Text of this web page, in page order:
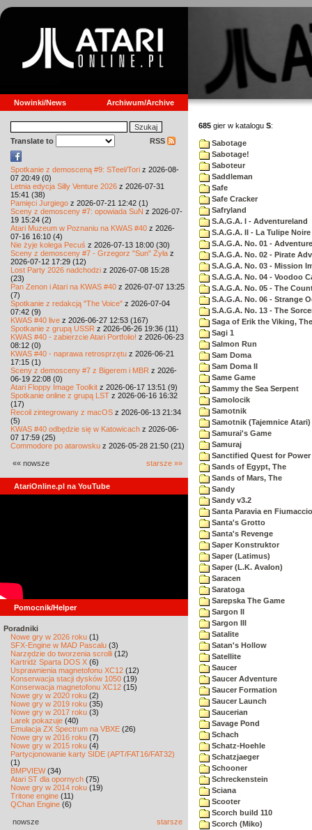
Nowinki/News Archiwum/Archive
Translate to RSS
Spotkanie z demosceną #9: STeel/Tori z 2026-08-
07 20:49 (0)
Letnia edycja Silly Venture 2026 z 2026-07-31
15:41 (38)
Pamięci Jurgiego z 2026-07-21 12:42 (1)
Sceny z demosceny #7: opowiada SuN z 2026-07-
19 15:24 (2)
Atari Muzeum w Poznaniu na KWAS #40 z 2026-
07-16 16:10 (4)
Nie żyje kolega Pecuś z 2026-07-13 18:00 (30)
Sceny z demosceny #7 - Grzegorz "Sun" Żyła z
2026-07-12 17:29 (12)
Lost Party 2026 nadchodzi z 2026-07-08 15:28
(23)
Pan Zenon i Atari na KWAS #40 z 2026-07-07 13:25
(7)
Spotkanie z redakcją "The Voice" z 2026-07-04
07:42 (9)
KWAS #40 live z 2026-06-27 12:53 (167)
Spotkanie z grupą USSR z 2026-06-26 19:36 (11)
KWAS #40 - zabierzcie Atari Portfolio! z 2026-06-23
08:12 (0)
KWAS #40 - naprawa retrosprzętu z 2026-06-21
17:15 (1)
Sceny z demosceny #7 z Bigerem i MBR z 2026-
06-19 22:08 (0)
Atari Floppy Image Toolkit z 2026-06-17 13:51 (9)
Spotkanie online z grupą LST z 2026-06-16 16:32
(17)
Recoil zintegrowany z macOS z 2026-06-13 21:34
(5)
KWAS #40 odbędzie się w Katowicach z 2026-06-
07 17:59 (25)
Commodore po atarowsku z 2026-05-28 21:50 (21)
«« nowsze starsze »»
AtariOnline.pl na YouTube
Pomocnik/Helper
Poradniki
Nowe gry w 2026 roku (1)
SFX-Engine w MAD Pascalu (3)
Narzędzie do tworzenia scrolli (12)
Kartridż Sparta DOS X (6)
Usprawnienia magnetofonu XC12 (12)
Konserwacja stacji dysków 1050 (19)
Konserwacja magnetofonu XC12 (15)
Nowe gry w 2020 roku (2)
Nowe gry w 2019 roku (35)
Nowe gry w 2017 roku (3)
Larek pokazuje (40)
Emulacja ZX Spectrum na VBXE (26)
Nowe gry w 2016 roku (7)
Nowe gry w 2015 roku (4)
Partycjonowanie karty SIDE (APT/FAT16/FAT32)
(1)
BMPVIEW(34)
Atari ST dla opornych (75)
Nowe gry w 2014 roku (19)
Tritone engine (11)
QChan Engine (6)
nowsze starsze
685 gier w katalogu S:
Sabotage
Sabotage!
Saboteur
Saddleman
Safe
Safe Cracker
Safryland
S.A.G.A. I - Adventureland
S.A.G.A. II - La Tulipe Noire
S.A.G.A. No. 01 -
S.A.G.A. No. 02 - Pirate
S.A.G.A. No. 03 - Mission
S.A.G.A. No. 04 - Voodoo
S.A.G.A. No. 05 - The
S.A.G.A. No. 06 - Strange
S.A.G.A. No. 13 - The
Saga of Erik the Viking, The
Sagi 1
Salmon Run
Sam Doma
Sam Doma II
Same Game
Sammy the Sea Serpent
Samolocik
Samotnik
Samotnik (Tajemnice Atari)
Samurai's Game
Samuraj
Sanctified Quest for Power
Sands of Egypt, The
Sands of Mars, The
Sandy
Sandy v3.2
Santa Paravia en Fiumaccio
Santa's Grotto
Santa's Revenge
Saper Konstruktor
Saper (Latimus)
Saper (L.K. Avalon)
Saracen
Saratoga
Sarepska The Game
Sargon II
Sargon III
Satalite
Satan's Hollow
Satellite
Saucer
Saucer Adventure
Saucer Formation
Saucer Launch
Saucerian
Savage Pond
Schach
Schatz-Hoehle
Schatzjaeger
Schooner
Schreckenstein
Sciana
Scooter
Scorch build 110
Scorch (Miko)